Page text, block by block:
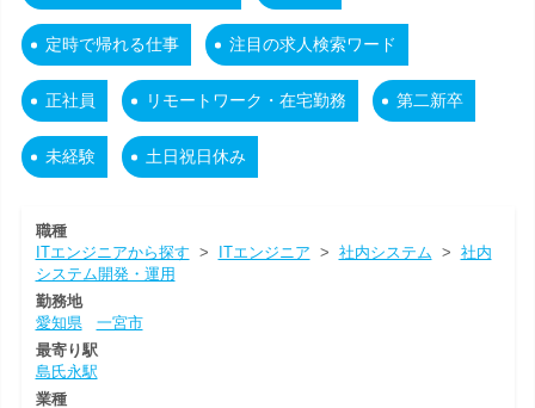
定時で帰れる仕事 注目の求人検索ワード
正社員 リモートワーク・在宅勤務 第二新卒
未経験 土日祝日休み
職種
ITエンジニアから探す > ITエンジニア > 社内システム > 社内
システム開発・運用
勤務地
愛知県
一宮市
最寄り駅
島氏永駅
業種